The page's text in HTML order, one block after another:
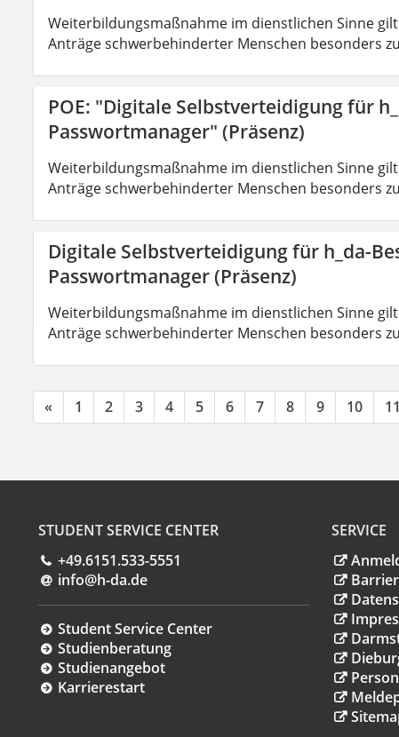
Weiterbildungsmaßnahme im dienstlichen Sinne
Anträge schwerbehinderter Menschen besonders
POE: "Digitale Selbstverteidigung für
Passwortmanager" (Präsenz)
Weiterbildungsmaßnahme im dienstlichen Sinne
Anträge schwerbehinderter Menschen besonders
Digitale Selbstverteidigung für h_da-
Passwortmanager (Präsenz)
Weiterbildungsmaßnahme im dienstlichen Sinne
Anträge schwerbehinderter Menschen besonders
« 1 2 3 4 5 6 7 8 9 10 11
STUDENT SERVICE CENTER
+49.6151.533-5551
info@h-da.de
Student Service Center
Studienberatung
Studienangebot
Karrierestart
SERVICE